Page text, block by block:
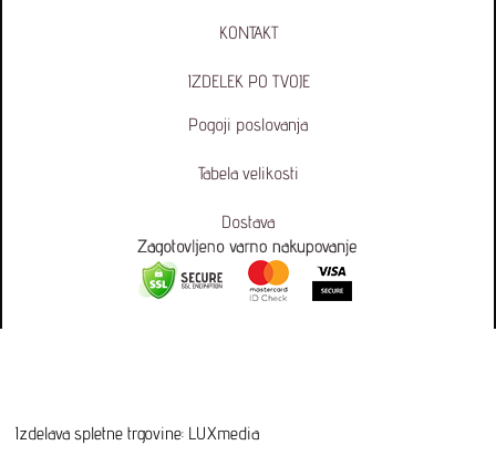
KONTAKT
IZDELEK PO TVOJE
Pogoji poslovanja
Tabela velikosti
Dostava
Izdelava spletne trgovine: LUXmedia